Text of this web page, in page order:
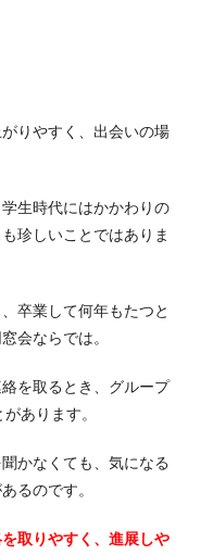
りやすく、出会いの場
生時代にはかかわりの
珍しいことではありま
卒業して何年もたつと
会ならでは。
を取るとき、グループ
あります。
かなくても、気になる
るのです。
取りやすく、進展しや